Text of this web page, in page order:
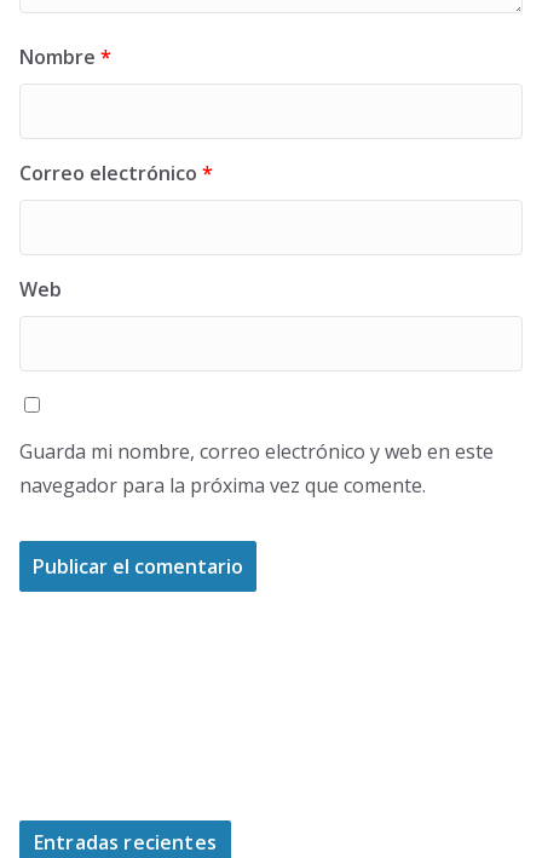
Nombre *
Correo electrónico *
Web
Guarda mi nombre, correo electrónico y web en este
navegador para la próxima vez que comente.
Entradas recientes